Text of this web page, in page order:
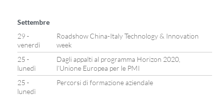
Settembre
29 -
venerdì
Roadshow China-Italy Technology & Innovation
week
25 -
lunedì
Dagli appalti al programma Horizon 2020,
l’Unione Europea per le PMI
25 -
lunedì
Percorsi di formazione aziendale